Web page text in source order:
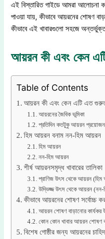
এই বিস্তারিত গাইডে আমরা আলোচনা
পাওয়া যায়, কীভাবে আয়রনের শোষণ
কীভাবে এই খাবারগুলো সহজে
আয়রন কী এবং কেন
Table of Contents
আয়রন কী এবং কেন এটি এত
আয়রনের জৈবিক ভূমিকা
প্রতিদিন কতটুকু আয়রন
হিম আয়রন বনাম নন-হিম আয়রন
হিম আয়রন
নন-হিম আয়রন
শীর্ষ আয়রনসমৃদ্ধ খাবারের তালিকা
প্রাণিজ উৎস থেকে আয়রন
উদ্ভিজ্জ উৎস থেকে আয়রন
কীভাবে আয়রনের শোষণ সর্বোচ্চ
আয়রন শোষণ বাড়ানোর কার্যকর
কোন কোন খাবার আয়রন শোষণ
বিশেষ গোষ্ঠীর জন্য আয়রনের